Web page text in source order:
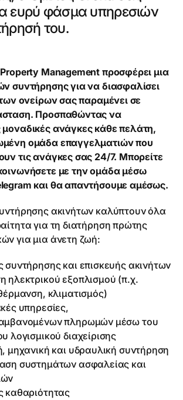
ευρύ φάσμα υπηρεσιών
του.
Management προσφέρει μια
συντήρησης για να διασφαλίσει
ονείρων σας παραμένει σε
Προσπαθώντας να
ανάγκες κάθε πελάτη,
ομάδα επαγγελματιών που
τις ανάγκες σας 24/7. Μπορείτε
με την ομάδα μέσω
και θα απαντήσουμε αμέσως.
ακινήτων καλύπτουν όλα
για τη διατήρηση πρώτης
για μια άνετη ζωή:
συντήρησης και επισκευής ακινήτων
ηλεκτρικού εξοπλισμού (π.χ.
κλιματισμός)
υπηρεσίες,
πληρωμών μέσω του
λογισμικού διαχείρισης
μηχανική και υδραυλική συντήρηση
συστημάτων ασφαλείας και
καθαριότητας